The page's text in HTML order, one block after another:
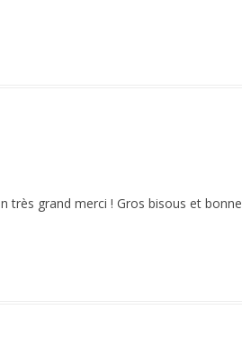
très grand merci ! Gros bisous et bonne